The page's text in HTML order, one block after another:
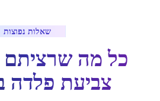
שאלות נפוצות
כל מה
צביעת פלדה